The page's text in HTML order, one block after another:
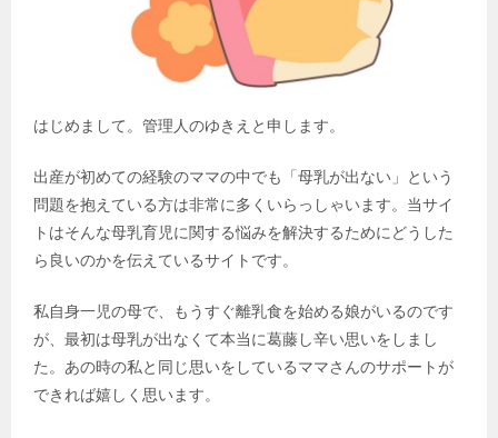
はじめまして。管理人のゆきえと申します。
出産が初めての経験のママの中でも「母乳が出ない」という
問題を抱えている方は非常に多くいらっしゃいます。当サイ
トはそんな母乳育児に関する悩みを解決するためにどうした
ら良いのかを伝えているサイトです。
私自身一児の母で、もうすぐ離乳食を始める娘がいるのです
が、最初は母乳が出なくて本当に葛藤し辛い思いをしまし
た。あの時の私と同じ思いをしているママさんのサポートが
できれば嬉しく思います。